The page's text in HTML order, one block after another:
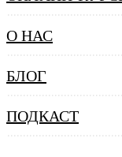
О НАС
БЛОГ
ПОДКАСТ